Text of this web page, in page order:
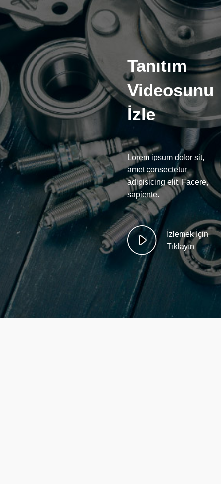
Tanıtım
Videosunu
İzle
Lorem ipsum dolor sit,
amet consectetur
adipisicing elit. Facere,
sapiente.
İzlemek İçin
Tıklayın